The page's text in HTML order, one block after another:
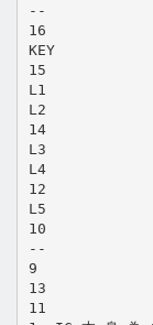
--
16
KEY
15
L1
L2
14
L3
L4
12
L5
10
--
9
13
11